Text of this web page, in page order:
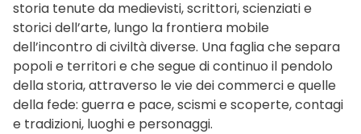
storia tenute da medievisti, scrittori, scienziati e
storici dell’arte, lungo la frontiera mobile
dell’incontro di civiltà diverse. Una faglia che separa
popoli e territori e che segue di continuo il pendolo
della storia, attraverso le vie dei commerci e quelle
della fede: guerra e pace, scismi e scoperte, contagi
e tradizioni, luoghi e personaggi.